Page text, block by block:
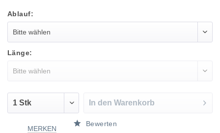
Ablauf:
Länge:
In den Warenkorb
MERKEN
Bewerten